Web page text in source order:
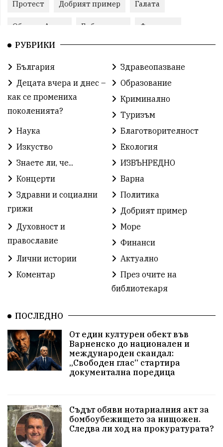
Протест Добрият пример Галата
Община Аврен Библиотека Фестивал
Финанси
Театър Спорт за деца История
Градски транспорт Нов протест
Безплатни прегледи Волейбол Карин дом
Зелена Енергия Ден на детето
Книги Ветрогенератори Девня
Ден на народните будители Изложба
Детски градини Богоявление
Разрушеното бомбоубежище
Избори 2026 Дарения
Концерт
едрогабаритни отпадъци
Културни и спортни събития Аспарухово
Безводие пожари Тенис Вълчи дол
Училища Лична инициатива Величие
Приют за кучета Култура и образование
РУБРИКИ
България
Здравеопазване
Децата вчера и днес –
как се промениха
поколенията?
Образование
Криминално
Туризъм
Наука
Благотворителност
Изкуство
Екология
Знаете ли, че...
ИЗВЪНРЕДНО
Концерти
Варна
Здравни и социални
грижи
Политика
Добрият пример
Духовност и
православие
Море
Финанси
Лични истории
Актуално
Коментар
През очите на
библиотекаря
ПОСЛЕДНО
От един културен обект във
Варненско до национален и
международен скандал:
„Свободен глас“ стартира
документална поредица
Съдът обяви нотариалния акт за
бомбоубежището за нищожен.
Следва ли ход на прокуратурата?